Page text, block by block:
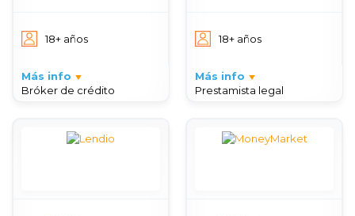
18+ años
Más info
Bróker de crédito
18+ años
Más info
Prestamista legal